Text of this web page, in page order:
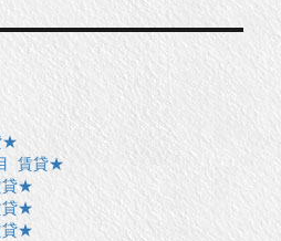
★
賃貸★
貸★
貸★
貸★